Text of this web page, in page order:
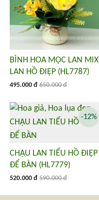
BÌNH HOA MỘC LAN MIX
LAN HỒ ĐIỆP (HL7787)
495.000 đ 650.000 đ
CHẬU LAN TIỂU HỒ ĐIỆP
ĐỂ BÀN (HL7779)
520.000 đ 590.000 đ
-12%